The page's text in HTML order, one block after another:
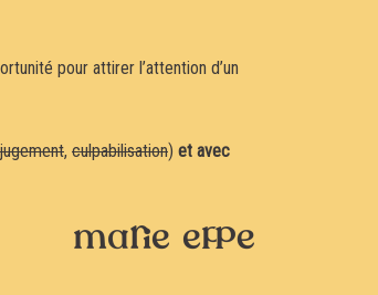
pour attirer l’attention d’un
jugement, culpabilisation) et avec